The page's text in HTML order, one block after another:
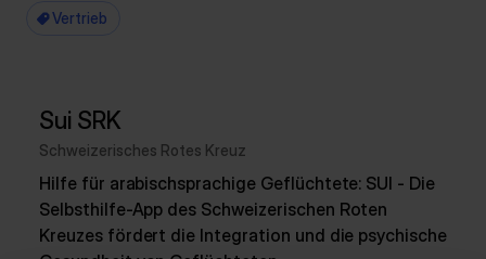
Vertrieb
Sui SRK
Schweizerisches Rotes Kreuz
Hilfe für arabischsprachige Geflüchtete: SUI - Die
Selbsthilfe-App des Schweizerischen Roten
Kreuzes fördert die Integration und die psychische